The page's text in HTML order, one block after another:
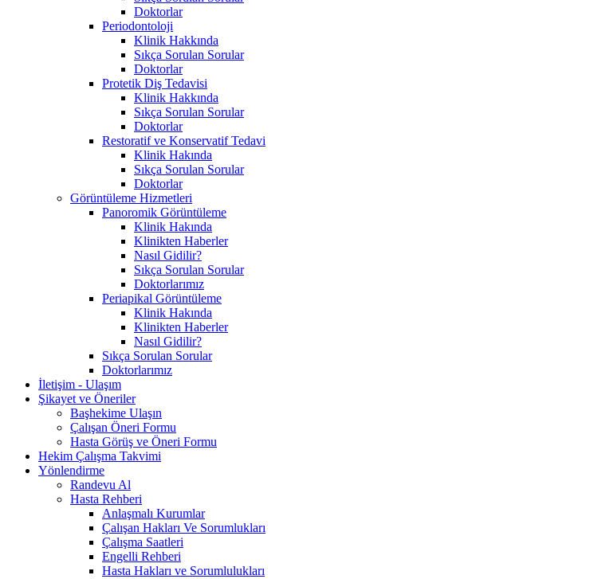
Doktorlar
Periodontoloji
Klinik Hakkında
Sıkça Sorulan Sorular
Doktorlar
Protetik Diş Tedavisi
Klinik Hakkında
Sıkça Sorulan Sorular
Doktorlar
Restoratif ve Konservatif Tedavi
Klinik Hakında
Sıkça Sorulan Sorular
Doktorlar
Görüntüleme Hizmetleri
Panoromik Görüntüleme
Klinik Hakında
Klinikten Haberler
Nasıl Gidilir?
Sıkça Sorulan Sorular
Doktorlarımız
Periapikal Görüntüleme
Klinik Hakında
Klinikten Haberler
Nasıl Gidilir?
Sıkça Sorulan Sorular
Doktorlarımız
İletişim - Ulaşım
Şikayet ve Öneriler
Başhekime Ulaşın
Çalışan Öneri Formu
Hasta Görüş ve Öneri Formu
Hekim Çalışma Takvimi
Yönlendirme
Randevu Al
Hasta Rehberi
Anlaşmalı Kurumlar
Çalışan Hakları Ve Sorumlukları
Çalışma Saatleri
Engelli Rehberi
Hasta Hakları ve Sorumlulukları